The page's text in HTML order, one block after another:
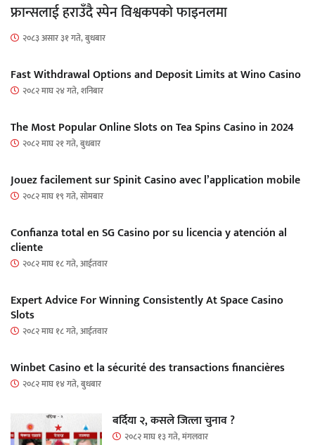
फ्रान्सलाई हराउँदै स्पेन विश्वकपको फाइनलमा
२०८३ असार ३१ गते, बुधबार
Fast Withdrawal Options and Deposit Limits at Wino Casino
२०८२ माघ २४ गते, शनिबार
The Most Popular Online Slots on Tea Spins Casino in 2024
२०८२ माघ २१ गते, बुधबार
Jouez facilement sur Spinit Casino avec l’application mobile
२०८२ माघ १९ गते, सोमबार
Confianza total en SG Casino por su licencia y atención al
cliente
२०८२ माघ १८ गते, आईतवार
Expert Advice For Winning Consistently At Space Casino
Slots
२०८२ माघ १८ गते, आईतवार
Winbet Casino et la sécurité des transactions financières
२०८२ माघ १४ गते, बुधबार
बर्दिया २, कसले जित्ला चुनाव ?
२०८२ माघ १३ गते, मंगलवार